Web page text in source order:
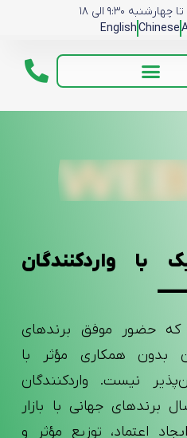
۹:۳۰ الی ۱۸
Chinese
English
با واردکنندگان
که حضور موفق برندهای
بدون همکاری مؤثر با
نیست. واردکنندگان
برندهای جهانی با بازار
اعتماد، توزیع مؤثر و